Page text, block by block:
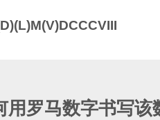
用罗马数字书写该